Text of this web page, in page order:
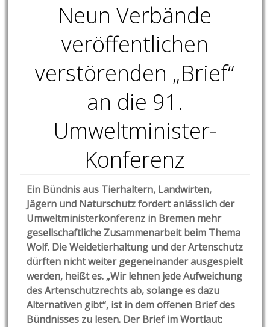
Neun Verbände
veröffentlichen
verstörenden „Brief“
an die 91.
Umweltminister-
Konferenz
Ein Bündnis aus Tierhaltern, Landwirten,
Jägern und Naturschutz fordert anlässlich der
Umweltministerkonferenz in Bremen mehr
gesellschaftliche Zusammenarbeit beim Thema
Wolf. Die Weidetierhaltung und der Artenschutz
dürften nicht weiter gegeneinander ausgespielt
werden, heißt es. „Wir lehnen jede Aufweichung
des Artenschutzrechts ab, solange es dazu
Alternativen gibt“, ist in dem offenen Brief des
Bündnisses zu lesen. Der Brief im Wortlaut: